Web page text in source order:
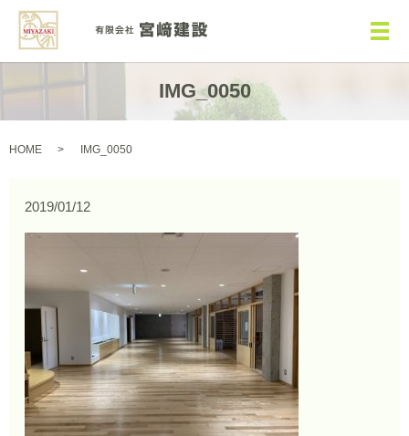
メ
IMG_0050
HOME IMG_0050
2019/01/12